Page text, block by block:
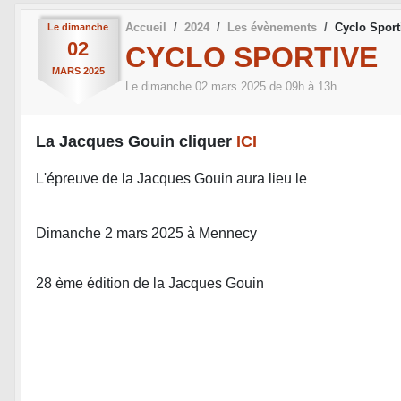
Le dimanche
02
MARS 2025
Accueil 2024 Les évènements Cyclo
CYCLO SPORTIVE
Le dimanche 02 mars 2025 de 09h à 13h
La Jacques Gouin cliquer ICI
L'épreuve de la Jacques Gouin aura lieu le
Dimanche 2 mars 2025 à Mennecy
28 ème édition de la Jacques Gouin